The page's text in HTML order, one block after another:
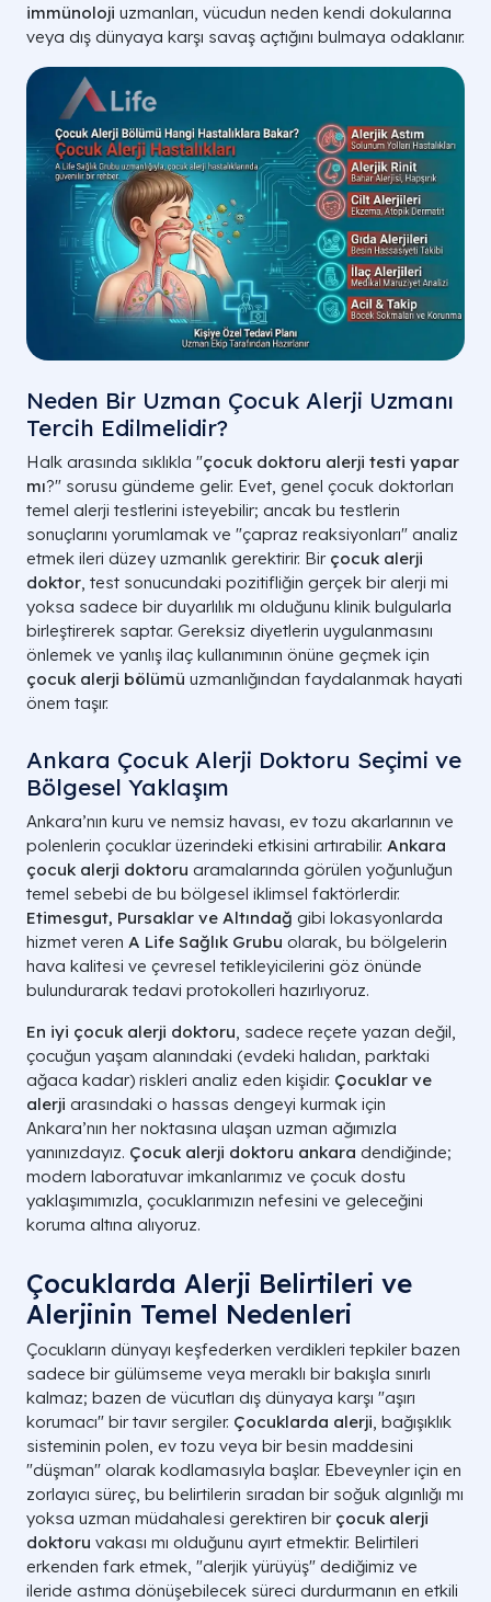
immünoloji uzmanları, vücudun neden kendi dokularına
veya dış dünyaya karşı savaş açtığını bulmaya odaklanır.
Neden Bir Uzman Çocuk Alerji Uzmanı
Tercih Edilmelidir?
Halk arasında sıklıkla "çocuk doktoru alerji testi yapar
mı?" sorusu gündeme gelir. Evet, genel çocuk doktorları
temel alerji testlerini isteyebilir; ancak bu testlerin
sonuçlarını yorumlamak ve "çapraz reaksiyonları" analiz
etmek ileri düzey uzmanlık gerektirir. Bir çocuk alerji
doktor, test sonucundaki pozitifliğin gerçek bir alerji mi
yoksa sadece bir duyarlılık mı olduğunu klinik bulgularla
birleştirerek saptar. Gereksiz diyetlerin uygulanmasını
önlemek ve yanlış ilaç kullanımının önüne geçmek için
çocuk alerji bölümü uzmanlığından faydalanmak hayati
önem taşır.
Ankara Çocuk Alerji Doktoru Seçimi ve
Bölgesel Yaklaşım
Ankara’nın kuru ve nemsiz havası, ev tozu akarlarının ve
polenlerin çocuklar üzerindeki etkisini artırabilir. Ankara
çocuk alerji doktoru aramalarında görülen yoğunluğun
temel sebebi de bu bölgesel iklimsel faktörlerdir.
Etimesgut, Pursaklar ve Altındağ gibi lokasyonlarda
hizmet veren A Life Sağlık Grubu olarak, bu bölgelerin
hava kalitesi ve çevresel tetikleyicilerini göz önünde
bulundurarak tedavi protokolleri hazırlıyoruz.
En iyi çocuk alerji doktoru, sadece reçete yazan değil,
çocuğun yaşam alanındaki (evdeki halıdan, parktaki
ağaca kadar) riskleri analiz eden kişidir. Çocuklar ve
alerji arasındaki o hassas dengeyi kurmak için
Ankara’nın her noktasına ulaşan uzman ağımızla
yanınızdayız. Çocuk alerji doktoru ankara dendiğinde;
modern laboratuvar imkanlarımız ve çocuk dostu
yaklaşımımızla, çocuklarımızın nefesini ve geleceğini
koruma altına alıyoruz.
Çocuklarda Alerji Belirtileri ve
Alerjinin Temel Nedenleri
Çocukların dünyayı keşfederken verdikleri tepkiler bazen
sadece bir gülümseme veya meraklı bir bakışla sınırlı
kalmaz; bazen de vücutları dış dünyaya karşı "aşırı
korumacı" bir tavır sergiler. Çocuklarda alerji, bağışıklık
sisteminin polen, ev tozu veya bir besin maddesini
"düşman" olarak kodlamasıyla başlar. Ebeveynler için en
zorlayıcı süreç, bu belirtilerin sıradan bir soğuk algınlığı mı
yoksa uzman müdahalesi gerektiren bir çocuk alerji
doktoru vakası mı olduğunu ayırt etmektir. Belirtileri
erkenden fark etmek, "alerjik yürüyüş" dediğimiz ve
ileride astıma dönüşebilecek süreci durdurmanın en etkili